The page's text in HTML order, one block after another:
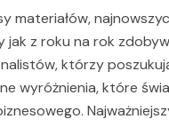
materiałów,
jak z roku na rok
którzy
wyróżnienia, które